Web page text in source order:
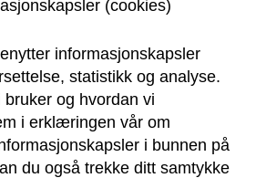
teamleder
kultur
(cookies)
informasjonskapsler
statistikk og analyse.
og hvordan vi
i erklæringen vår om
i bunnen på
du også trekke ditt samtykke